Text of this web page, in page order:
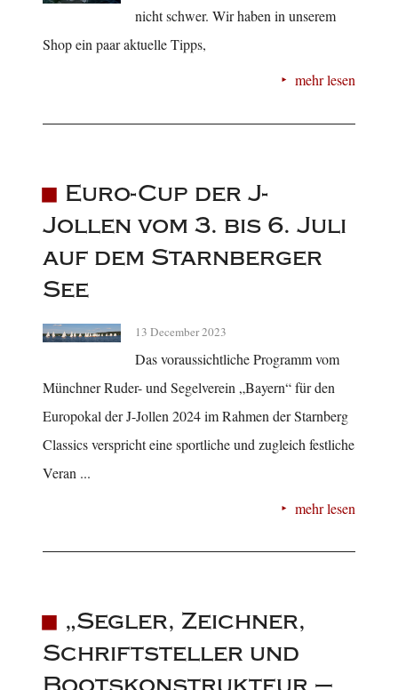
nicht schwer. Wir haben in unserem
Shop ein paar aktuelle Tipps,
mehr lesen
Euro-Cup der J-
Jollen vom 3. bis 6. Juli
auf dem Starnberger
See
13 December 2023
Das voraussichtliche Programm vom
Münchner Ruder- und Segelverein „Bayern“ für den
Europokal der J-Jollen 2024 im Rahmen der Starnberg
Classics verspricht eine sportliche und zugleich festliche
Veran ...
mehr lesen
„Segler, Zeichner,
Schriftsteller und